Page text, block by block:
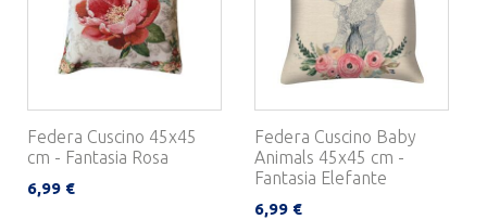
Federa Cuscino 45x45
cm - Fantasia Rosa
6,99 €
Federa Cuscino Baby
Animals 45x45 cm -
Fantasia Elefante
6,99 €